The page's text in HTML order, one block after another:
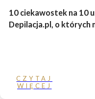
10 ciekawostek na 10
Depilacja.pl, o których
CZYTAJ
WIĘCEJ